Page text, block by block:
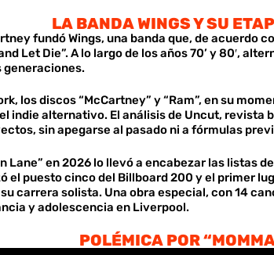
LA BANDA WINGS Y SU
fundó Wings, una banda que, de
Let Die”. A lo largo de los años 70’ y 80′,
generaciones.
los discos “McCartney” y “Ram”, en su
indie alternativo. El análisis de Uncut,
sin apegarse al pasado ni a fórmulas
Lane” en 2026 lo llevó a encabezar las listas
el puesto cinco del Billboard 200 y el primer
carrera solista. Una obra especial, con 14
y adolescencia en Liverpool.
POLÉMICA POR